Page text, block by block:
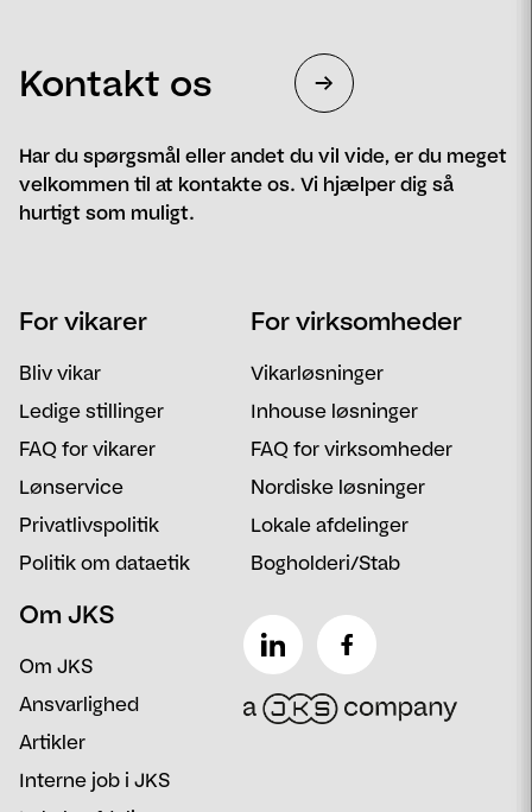
Kontakt os
Har du spørgsmål eller andet du vil vide, er du meget
velkommen til at kontakte os. Vi hjælper dig så
hurtigt som muligt.
Email Postnummer
Besked
For vikarer
Bliv vikar
Ledige stillinger
FAQ for vikarer
Lønservice
Privatlivspolitik
Politik om dataetik
For virksomheder
Vikarløsninger
Inhouse løsninger
FAQ for virksomheder
Nordiske løsninger
Lokale afdelinger
Bogholderi/Stab
Om JKS
Om JKS
Ansvarlighed
Artikler
Interne job i JKS